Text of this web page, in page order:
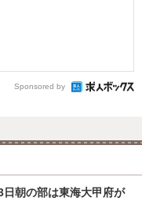
Sponsored by
日朝の部は東海大甲府が